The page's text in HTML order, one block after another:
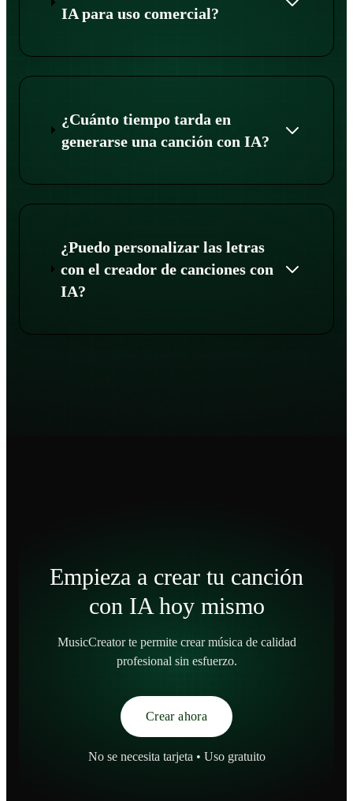
IA para uso comercial?
¿Cuánto tiempo tarda en
generarse una canción con IA?
¿Puedo personalizar las letras
con el creador de canciones con
IA?
Empieza a crear tu canción
con IA hoy mismo
MusicCreator te permite crear música de calidad
profesional sin esfuerzo.
Crear ahora
No se necesita tarjeta • Uso gratuito